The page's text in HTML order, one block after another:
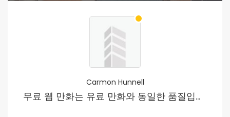
Carmon Hunnell
무료 웹 만화는 유료 만화와 동일한 품질입니까?